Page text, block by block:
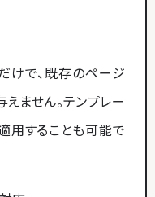
けで、既存のページ
ません。テンプレー
用することも可能で